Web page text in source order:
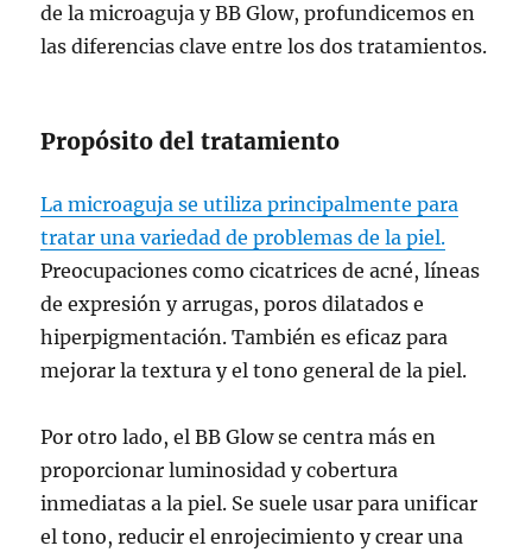
de la microaguja y BB Glow, profundicemos en
las diferencias clave entre los dos tratamientos.
Propósito del tratamiento
La microaguja se utiliza principalmente para
tratar una variedad de problemas de la piel.
Preocupaciones como cicatrices de acné, líneas
de expresión y arrugas, poros dilatados e
hiperpigmentación. También es eficaz para
mejorar la textura y el tono general de la piel.
Por otro lado, el BB Glow se centra más en
proporcionar luminosidad y cobertura
inmediatas a la piel. Se suele usar para unificar
el tono, reducir el enrojecimiento y crear una